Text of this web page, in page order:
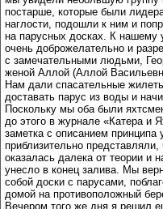
постарше, которые были
наглости, подошли к ним и
на парусных досках. К нашему
очень доброжелательно и
с замечательными людьми,
женой Аллой (Аллой
Нам дали спасательные
доставать парус из воды и
Поскольку мы оба были
до этого в журнале «Катера и
заметка с описанием
приблизительно
оказалась далека от теории и
унесло в конец залива. Мы
собой доски с парусами,
домой на противоположный
Вечером того же дня я решил